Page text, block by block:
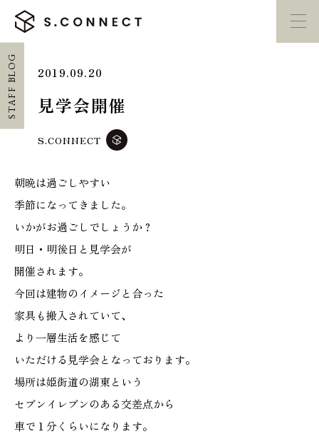
HOME
ホーム
CONCEPT
エスコネについて
CASE
施工実績
GALLERY
施工ギャラリー
家づくり勉強会
STAFF BLOG 2019.09.20
見学会開催
S.CONNECT
朝晩は過ごしやすい
季節になってきました。
いかがお過ごしでしょうか？
明日・明後日と見学会が
開催されます。
今回は建物のイメージと合った
家具も搬入されていて、
より一層生活を感じて
いただける見学会となっております。
場所は姫街道の湖東という
セブンイレブンのある交差点から
車で１分くらいになります。